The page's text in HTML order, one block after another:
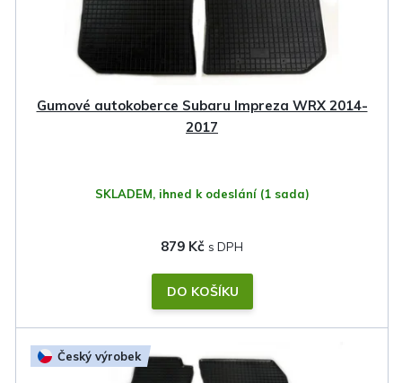
Gumové autokoberce Subaru Impreza WRX 2014-
2017
SKLADEM, ihned k odeslání (1 sada)
879 Kč
DO KOŠÍKU
Český výrobek